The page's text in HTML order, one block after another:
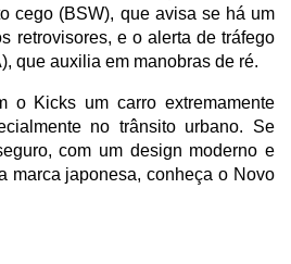
cego (BSW), que avisa se há um
retrovisores, e o alerta de tráfego
que auxilia em manobras de ré.
o Kicks um carro extremamente
no trânsito urbano. Se
com um design moderno e
marca japonesa, conheça o Novo